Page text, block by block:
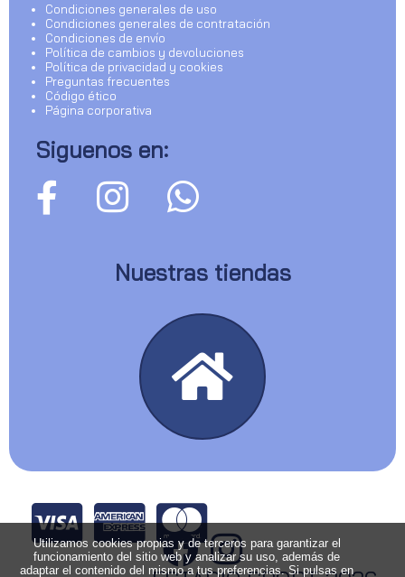
Condiciones generales de uso
Condiciones generales de contratación
Condiciones de envío
Política de cambios y devoluciones
Política de privacidad y cookies
Preguntas frecuentes
Código ético
Página corporativa
Siguenos en:
Nuestras tiendas
Utilizamos cookies propias y de terceros para garantizar el
funcionamiento del sitio web y analizar su uso, además de
adaptar el contenido del mismo a tus preferencias. Si pulsas en